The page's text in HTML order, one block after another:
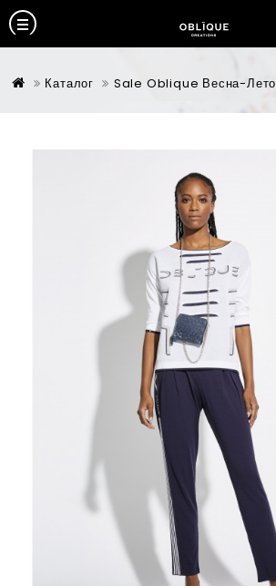
Каталог Sale Oblique Весна-Лето